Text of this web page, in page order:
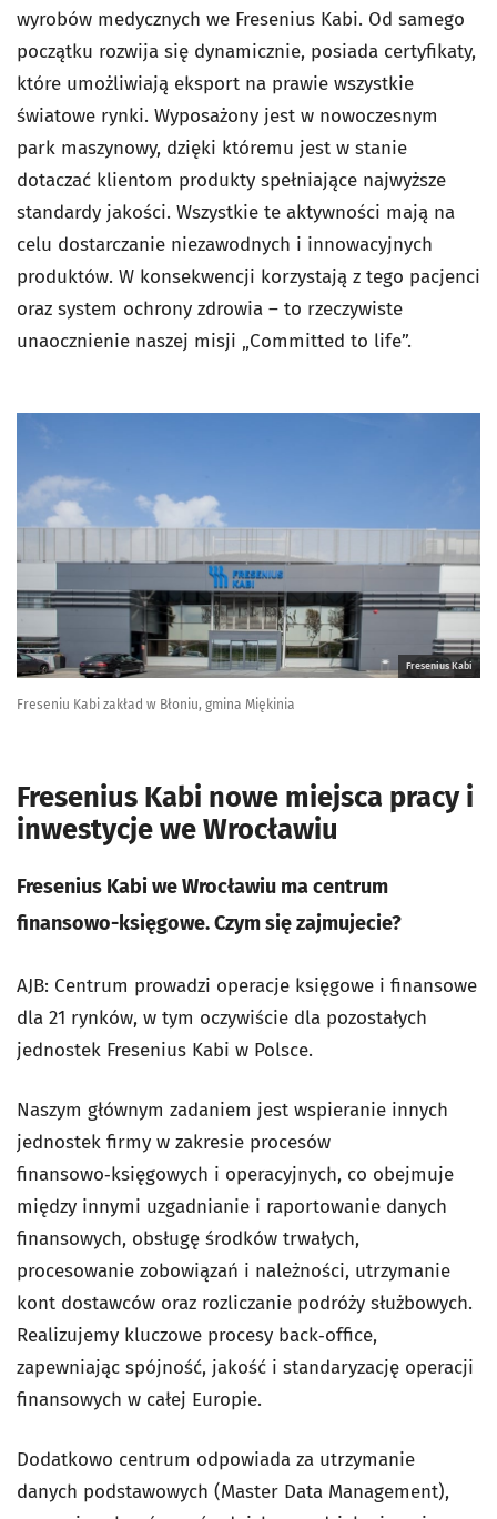
wyrobów medycznych we Fresenius Kabi. Od samego
początku rozwija się dynamicznie, posiada certyfikaty,
które umożliwiają eksport na prawie wszystkie
światowe rynki. Wyposażony jest w nowoczesnym
park maszynowy, dzięki któremu jest w stanie
dotaczać klientom produkty spełniające najwyższe
standardy jakości. Wszystkie te aktywności mają na
celu dostarczanie niezawodnych i innowacyjnych
produktów. W konsekwencji korzystają z tego pacjenci
oraz system ochrony zdrowia – to rzeczywiste
unaocznienie naszej misji „Committed to life”.
Fresenius Kabi
Freseniu Kabi zakład w Błoniu, gmina Miękinia
Fresenius Kabi nowe miejsca pracy i
inwestycje we Wrocławiu
Fresenius Kabi we Wrocławiu ma centrum
finansowo-księgowe. Czym się zajmujecie?
AJB: Centrum prowadzi operacje księgowe i finansowe
dla 21 rynków, w tym oczywiście dla pozostałych
jednostek Fresenius Kabi w Polsce.
Naszym głównym zadaniem jest wspieranie innych
jednostek firmy w zakresie procesów
finansowo‑księgowych i operacyjnych, co obejmuje
między innymi uzgadnianie i raportowanie danych
finansowych, obsługę środków trwałych,
procesowanie zobowiązań i należności, utrzymanie
kont dostawców oraz rozliczanie podróży służbowych.
Realizujemy kluczowe procesy back‑office,
zapewniając spójność, jakość i standaryzację operacji
finansowych w całej Europie.
Dodatkowo centrum odpowiada za utrzymanie
danych podstawowych (Master Data Management),